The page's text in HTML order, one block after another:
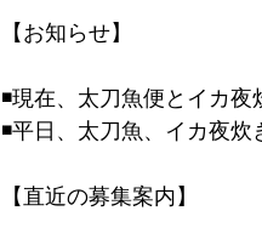
【お知らせ】
◾️現在、太刀魚便とイカ
◾️平日、太刀魚、イカ夜
【直近の募集案内】